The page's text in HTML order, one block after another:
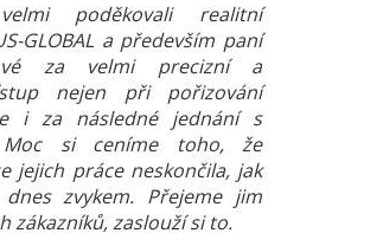
poděkovali realitní
GLOBAL a především paní
za velmi precizní a
nejen při pořizování
i za následné jednání s
si ceníme toho, že
jejich práce neskončila, jak
zvykem. Přejeme jim
zákazníků, zaslouží si to.